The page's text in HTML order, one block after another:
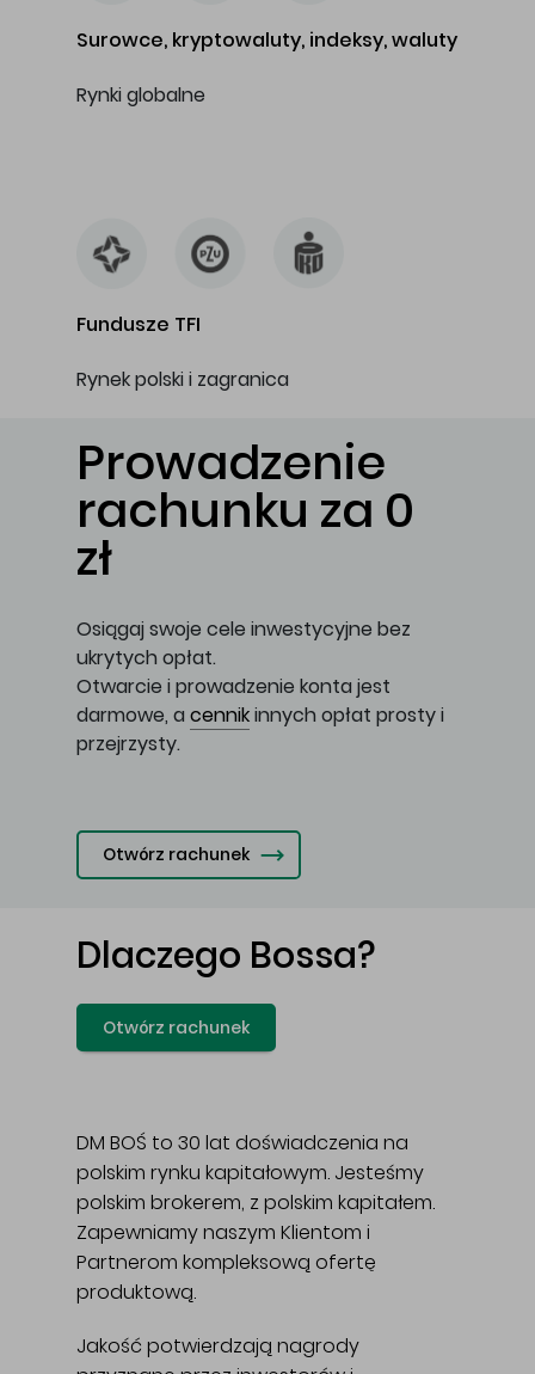
Surowce, kryptowaluty, indeksy, waluty
Rynki globalne
Fundusze TFI
Rynek polski i zagranica
Prowadzenie
rachunku za 0
zł
Osiągaj swoje cele inwestycyjne bez
ukrytych opłat.
Otwarcie i prowadzenie konta jest
darmowe, a cennikinnych opłat prosty i
przejrzysty.
Otwórz rachunek
Dlaczego Bossa?
Otwórz rachunek
DM BOŚ to 30 lat doświadczenia na
polskim rynku kapitałowym. Jesteśmy
polskim brokerem, z polskim kapitałem.
Zapewniamy naszym Klientom i
Partnerom kompleksową ofertę
produktową.
Jakość potwierdzają nagrody